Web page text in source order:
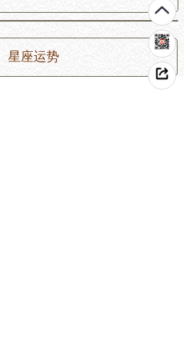
星座运势